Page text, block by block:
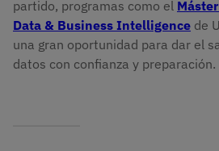
partido, programas como el
Data & Business Intelligence de
una gran oportunidad para dar el
datos con confianza y preparación.